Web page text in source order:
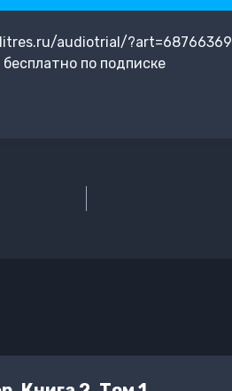
audiotrial/?art=68766369
по подписке